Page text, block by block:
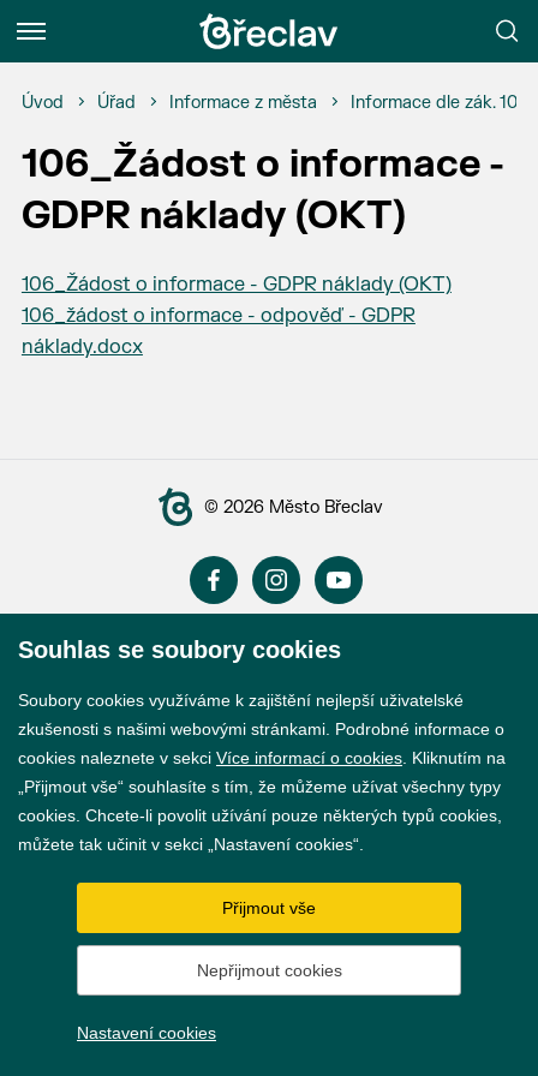
Menu
Úvod Úřad Informace z města Informace dle zák.
106_Žádost o informace -
GDPR náklady (OKT)
106_Žádost o informace - GDPR náklady (OKT)
106_žádost o informace - odpověď - GDPR
náklady.docx
© 2026 Město Břeclav
Prohlášení o přístupnosti
GDPR
Nastavení cookies
VytvořilwebProgress
Souhlas se soubory cookies
Soubory cookies využíváme k zajištění nejlepší uživatelské
zkušenosti s našimi webovými stránkami. Podrobné informace o
cookies naleznete v sekci Více informací o cookies . Kliknutím na
„Přijmout vše“ souhlasíte s tím, že můžeme užívat všechny typy
cookies. Chcete-li povolit užívání pouze některých typů cookies,
můžete tak učinit v sekci „Nastavení cookies“.
Přijmout vše
Nepřijmout cookies
Nastavení cookies